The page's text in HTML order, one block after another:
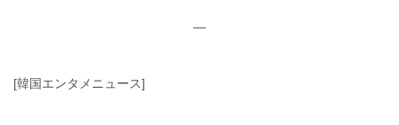
—
[韓国エンタメニュース]